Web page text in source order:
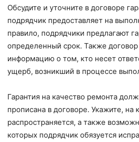
Обсудите и уточните в договоре
подрядчик предоставляет на
правило, подрядчики предлагают
определенный срок. Также
информацию о том, кто несет
ущерб, возникший в процессе
Гарантия на качество ремонта
прописана в договоре. Укажите, на
распространяется, а также
которых подрядчик обязуется